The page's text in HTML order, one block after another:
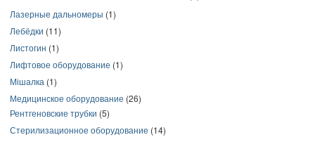
Лазерные дальномеры (1)
Лебёдки (11)
Листогин (1)
Лифтовое оборудование (1)
Мішалка (1)
Медицинское оборудование (26)
Рентгеновские трубки (5)
Стерилизационное оборудование (14)